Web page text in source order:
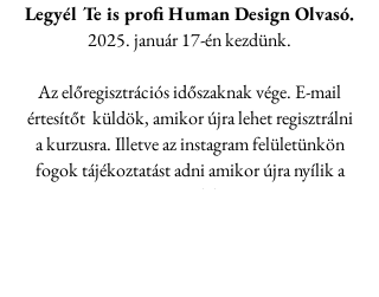
Legyél Te is profi Human Design Olvasó.
2025. január 17-én kezdünk.
Az előregisztrációs időszaknak vége. E-mail
értesítőt küldök, amikor újra lehet regisztrálni
a kurzusra. Illetve az instagram felületünkön
fogok tájékoztatást adni amikor újra nyílik a
regisztrációs lehetőség.